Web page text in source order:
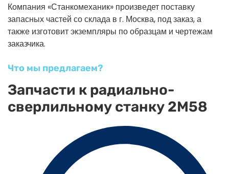
Компания «Станкомеханик» произведет поставку
запасных частей со склада в г. Москва, под заказ, а
также изготовит экземпляры по образцам и чертежам
заказчика.
Что мы предлагаем?
Запчасти к радиально-
сверлильному станку 2М58